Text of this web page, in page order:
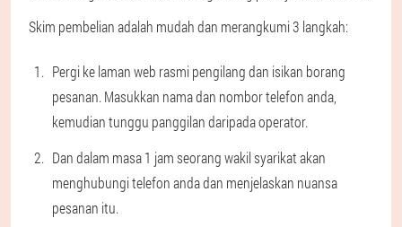
Skim pembelian adalah mudah dan merangkumi 3 langkah:
Pergi ke laman web rasmi pengilang dan isikan borang
pesanan. Masukkan nama dan nombor telefon anda,
kemudian tunggu panggilan daripada operator.
Dan dalam masa 1 jam seorang wakil syarikat akan
menghubungi telefon anda dan menjelaskan nuansa
pesanan itu.